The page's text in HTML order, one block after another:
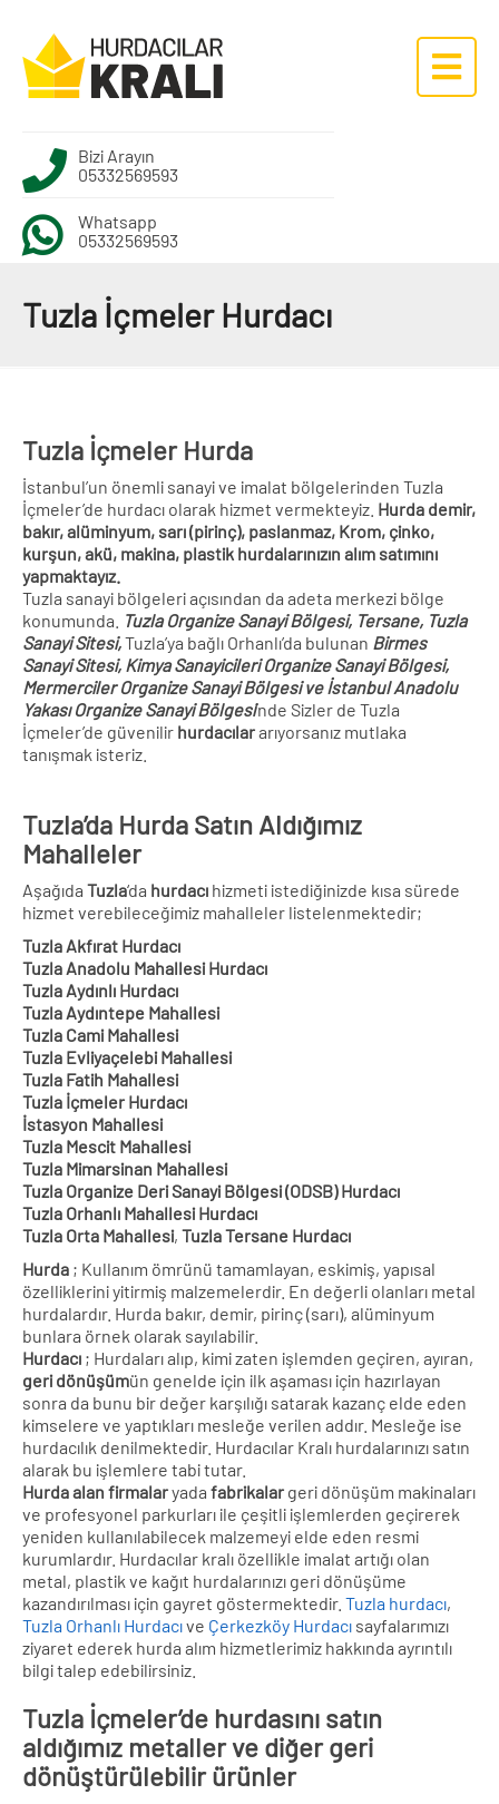
Bizi Arayın
05332569593
Whatsapp
05332569593
Tuzla İçmeler Hurdacı
Tuzla İçmeler Hurda
İstanbul’un önemli sanayi ve imalat bölgelerinden Tuzla
İçmeler’de hurdacı olarak hizmet vermekteyiz. Hurda demir,
bakır, alüminyum, sarı (pirinç), paslanmaz, Krom, çinko,
kurşun, akü, makina, plastik hurdalarınızın alım satımını
yapmaktayız.
Tuzla sanayi bölgeleri açısından da adeta merkezi bölge
konumunda. Tuzla Organize Sanayi Bölgesi, Tersane, Tuzla
Sanayi Sitesi,Tuzla’ya bağlı Orhanlı’da bulunan Birmes
Sanayi Sitesi, Kimya Sanayicileri Organize Sanayi Bölgesi,
Mermerciler Organize Sanayi Bölgesi ve İstanbul Anadolu
Yakası Organize Sanayi Bölgesi‘nde Sizler de Tuzla
İçmeler’de güvenilir hurdacılararıyorsanız mutlaka
tanışmak isteriz.
Tuzla’da Hurda Satın Aldığımız
Mahalleler
Aşağıda Tuzla‘da hurdacı hizmeti istediğinizde kısa sürede
hizmet verebileceğimiz mahalleler listelenmektedir;
Tuzla Akfırat Hurdacı
Tuzla Anadolu Mahallesi Hurdacı
Tuzla Aydınlı Hurdacı
Tuzla Aydıntepe Mahallesi
Tuzla Cami Mahallesi
Tuzla Evliyaçelebi Mahallesi
Tuzla Fatih Mahallesi
Tuzla İçmeler Hurdacı
İstasyon Mahallesi
Tuzla Mescit Mahallesi
Tuzla Mimarsinan Mahallesi
Tuzla Organize Deri Sanayi Bölgesi (ODSB) Hurdacı
Tuzla Orhanlı Mahallesi Hurdacı
Tuzla Orta Mahallesi, Tuzla Tersane Hurdacı
Hurda ; Kullanım ömrünü tamamlayan, eskimiş, yapısal
özelliklerini yitirmiş malzemelerdir. En değerli olanları metal
hurdalardır. Hurda bakır, demir, pirinç (sarı), alüminyum
bunlara örnek olarak sayılabilir.
Hurdacı ; Hurdaları alıp, kimi zaten işlemden geçiren, ayıran,
geri dönüşümün genelde için ilk aşaması için hazırlayan
sonra da bunu bir değer karşılığı satarak kazanç elde eden
kimselere ve yaptıkları mesleğe verilen addır. Mesleğe ise
hurdacılık denilmektedir. Hurdacılar Kralı hurdalarınızı satın
alarak bu işlemlere tabi tutar.
Hurda alan firmalaryada fabrikalar geri dönüşüm makinaları
ve profesyonel parkurları ile çeşitli işlemlerden geçirerek
yeniden kullanılabilecek malzemeyi elde eden resmi
kurumlardır. Hurdacılar kralı özellikle imalat artığı olan
metal, plastik ve kağıt hurdalarınızı geri dönüşüme
kazandırılması için gayret göstermektedir. Tuzla hurdacı,
Tuzla Orhanlı Hurdacıve Çerkezköy Hurdacı sayfalarımızı
ziyaret ederek hurda alım hizmetlerimiz hakkında ayrıntılı
bilgi talep edebilirsiniz.
Tuzla İçmeler’de hurdasını satın
aldığımız metaller ve diğer geri
dönüştürülebilir ürünler